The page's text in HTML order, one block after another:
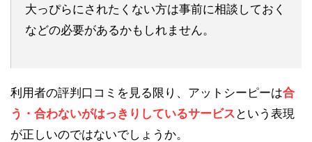
大っぴらにされたくない方は事前に相談しておく
などの必要があるかもしれません。
利用者の評判口コミを見る限り、アットシーピーは合
う・合わないがはっきりしているサービス という表現
が正しいのではないでしょうか。